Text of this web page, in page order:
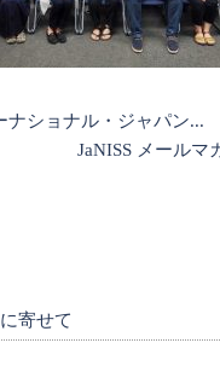
ナショナル・ジャパン...
JaNISS メールマ
寄せて